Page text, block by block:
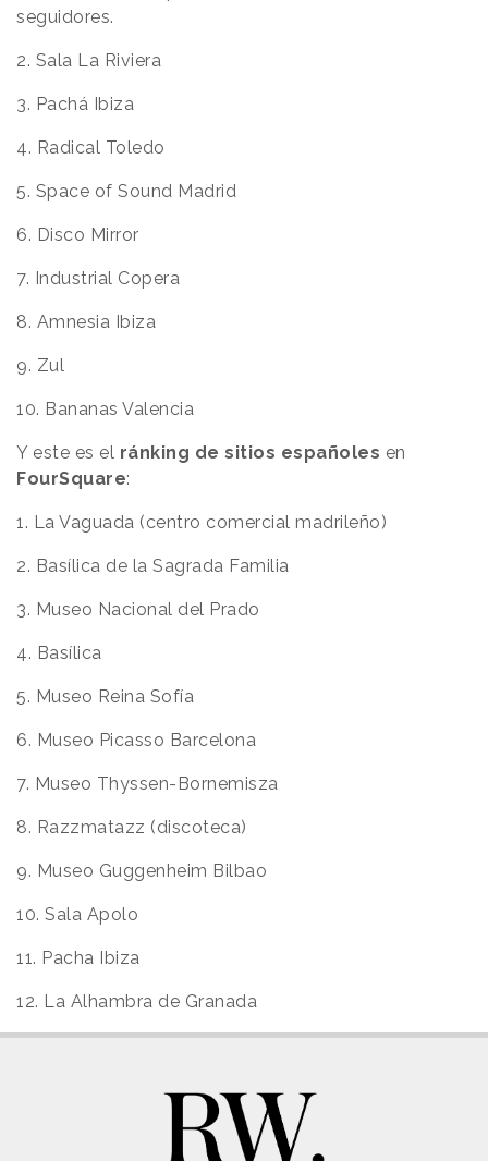
seguidores.
2. Sala La Riviera
3. Pachá Ibiza
4. Radical Toledo
5. Space of Sound Madrid
6. Disco Mirror
7. Industrial Copera
8. Amnesia Ibiza
9. Zul
10. Bananas Valencia
Y este es el ránking de sitios españoles en
FourSquare:
1. La Vaguada (centro comercial madrileño)
2. Basílica de la Sagrada Familia
3. Museo Nacional del Prado
4. Basílica
5. Museo Reina Sofía
6. Museo Picasso Barcelona
7. Museo Thyssen-Bornemisza
8. Razzmatazz (discoteca)
9. Museo Guggenheim Bilbao
10. Sala Apolo
11. Pacha Ibiza
12. La Alhambra de Granada